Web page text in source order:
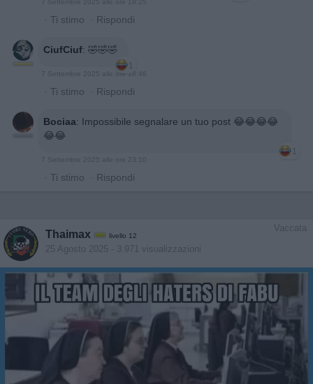
7 Settembre 2025 alle ore 18:25
· Ti stimo · Rispondi
CiufCiuf: 🤣🤣🤣
1
7 Settembre 2025 alle ore 18:46
· Ti stimo · Rispondi
Bociaa: Impossibile segnalare un tuo post 😂😂😂😂
😂😂
1
7 Settembre 2025 alle ore 23:10
· Ti stimo · Rispondi
Vaccata
Thaimax livello 12
25 Agosto 2025 - 3.971 visualizzazioni